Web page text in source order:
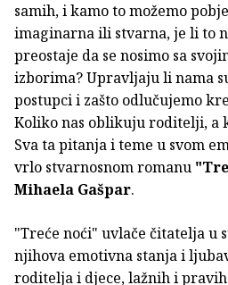
samih, i kamo to možemo
imaginarna ili stvarna, je li to
preostaje da se nosimo sa
izborima? Upravljaju li nama
postupci i zašto odlučujemo
Koliko nas oblikuju roditelji, a
Sva ta pitanja i teme u svom
vrlo stvarnosnom romanu
Mihaela Gašpar.
"Treće noći" uvlače čitatelja u
njihova emotivna stanja i
roditelja i djece, lažnih i